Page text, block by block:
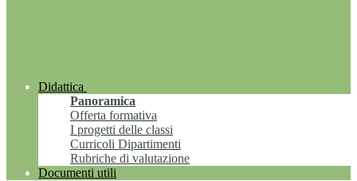
Didattica
Panoramica
Offerta formativa
I progetti delle classi
Curricoli Dipartimenti
Rubriche di valutazione
Documenti utili